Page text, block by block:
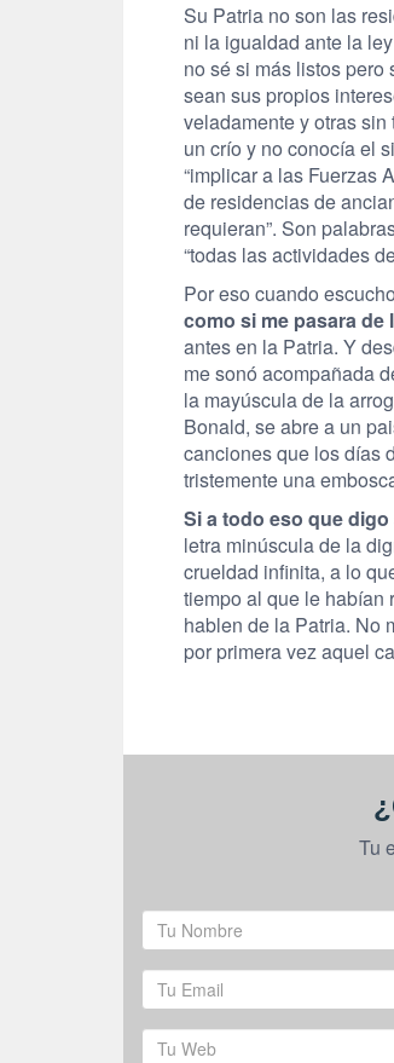
Su Patria no son las
ni la igualdad ante la
no sé si más listos
sean sus propios
veladamente y otras
un crío y no conocía el
“implicar a las Fuerzas
de residencias de
requieran”. Son
“todas las actividades
Por eso cuando
como si me pasara
antes en la Patria. Y
me sonó acompañada
la mayúscula de la
Bonald, se abre a un
canciones que los días
tristemente una
Si a todo eso que
letra minúscula de la
crueldad infinita, a lo
tiempo al que le habían
hablen de la Patria. No
por primera vez aquel
Tu